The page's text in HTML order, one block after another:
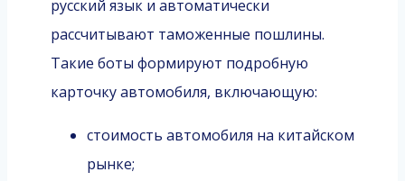
русский язык и автоматически
рассчитывают таможенные пошлины.
Такие боты формируют подробную
карточку автомобиля, включающую:
стоимость автомобиля на китайском
рынке;